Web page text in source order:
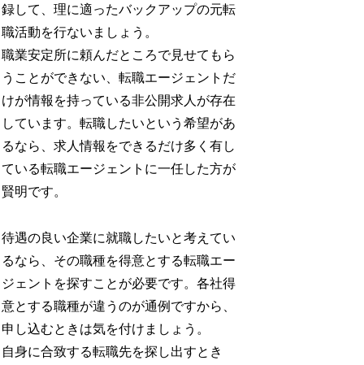
録して、理に適ったバックアップの元転
職活動を行ないましょう。
職業安定所に頼んだところで見せてもら
うことができない、転職エージェントだ
けが情報を持っている非公開求人が存在
しています。転職したいという希望があ
るなら、求人情報をできるだけ多く有し
ている転職エージェントに一任した方が
賢明です。
待遇の良い企業に就職したいと考えてい
るなら、その職種を得意とする転職エー
ジェントを探すことが必要です。各社得
意とする職種が違うのが通例ですから、
申し込むときは気を付けましょう。
自身に合致する転職先を探し出すとき